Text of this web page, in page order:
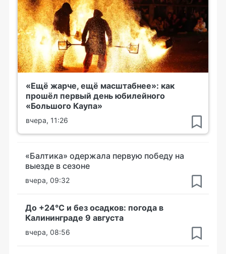
«Ещё жарче, ещё масштабнее»: как
прошёл первый день юбилейного
«Большого Каупа»
вчера, 11:26
«Балтика» одержала первую победу на
выезде в сезоне
вчера, 09:32
До +24°С и без осадков: погода в
Калининграде 9 августа
вчера, 08:56